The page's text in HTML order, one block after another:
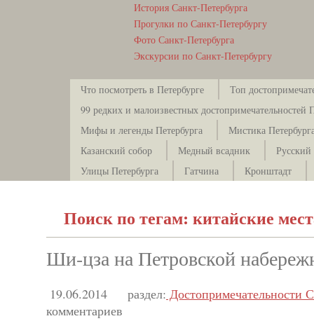
История Санкт-Петербурга
Прогулки по Санкт-Петербургу
Фото Санкт-Петербурга
Экскурсии по Санкт-Петербургу
Что посмотреть в Петербурге
Топ
99 редких и малоизвестных достопримечательностей
Мифы и легенды Петербурга
Мистика
Казанский собор
Медный всадник
Улицы Петербурга
Гатчина Кронштадт
Поиск по тегам: китайские
Ши-цза на Петровской
19.06.2014 раздел: Достопримечательности
комментариев